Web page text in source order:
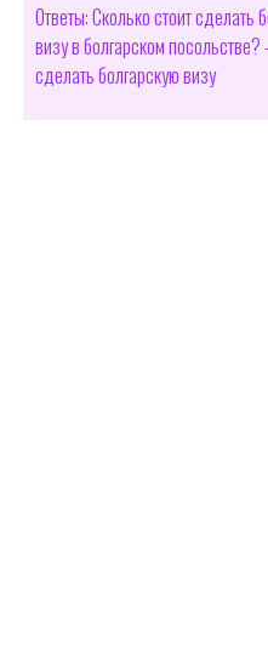
Ответы: Сколько стоит сделать
визу в болгарском
сделать болгарскую визу